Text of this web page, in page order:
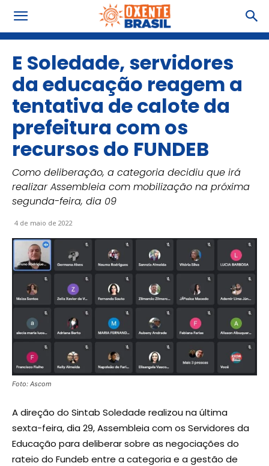
E Soledade, servidores
da educação reagem a
tentativa de calote da
prefeitura com os
recursos do FUNDEB
Como deliberação, a categoria decidiu que irá
realizar Assembleia com mobilização na próxima
segunda-feira, dia 09
4 de maio de 2022
Foto: Ascom
A direção do Sintab Soledade realizou na última
sexta-feira, dia 29, Assembleia com os Servidores da
Educação para deliberar sobre as negociações do
rateio do Fundeb entre a categoria e a gestão de